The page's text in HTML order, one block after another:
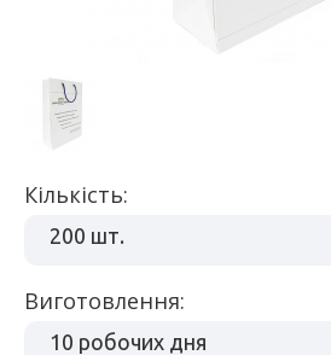
Кількість:
200 шт.
Виготовлення:
10 робочих дня